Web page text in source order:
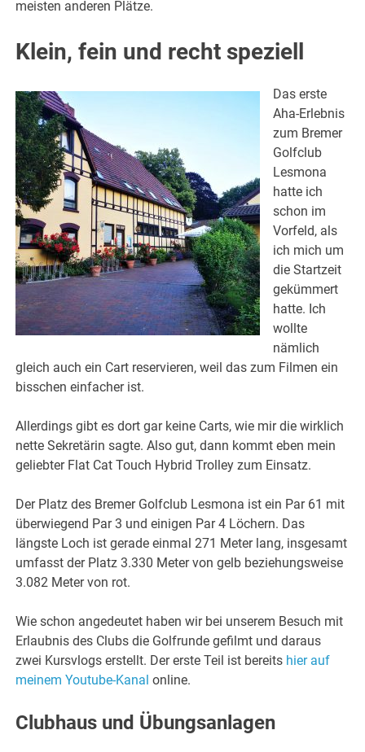
meisten anderen Plätze.
Klein, fein und recht speziell
Das erste
Aha-Erlebnis
zum Bremer
Golfclub
Lesmona
hatte ich
schon im
Vorfeld, als
ich mich um
die Startzeit
gekümmert
hatte. Ich
wollte
nämlich
gleich auch ein Cart reservieren, weil das zum Filmen ein
bisschen einfacher ist.
Allerdings gibt es dort gar keine Carts, wie mir die wirklich
nette Sekretärin sagte. Also gut, dann kommt eben mein
geliebter Flat Cat Touch Hybrid Trolley zum Einsatz.
Der Platz des Bremer Golfclub Lesmona ist ein Par 61 mit
überwiegend Par 3 und einigen Par 4 Löchern. Das
längste Loch ist gerade einmal 271 Meter lang, insgesamt
umfasst der Platz 3.330 Meter von gelb beziehungsweise
3.082 Meter von rot.
Wie schon angedeutet haben wir bei unserem Besuch mit
Erlaubnis des Clubs die Golfrunde gefilmt und daraus
zwei Kursvlogs erstellt. Der erste Teil ist bereits hier auf
meinem Youtube-Kanal online.
Clubhaus und Übungsanlagen